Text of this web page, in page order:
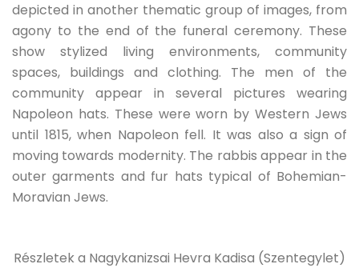
depicted in another thematic group of images, from
agony to the end of the funeral ceremony. These
show stylized living environments, community
spaces, buildings and clothing. The men of the
community appear in several pictures wearing
Napoleon hats. These were worn by Western Jews
until 1815, when Napoleon fell. It was also a sign of
moving towards modernity. The rabbis appear in the
outer garments and fur hats typical of Bohemian-
Moravian Jews.
Részletek a Nagykanizsai Hevra Kadisa (Szentegylet)